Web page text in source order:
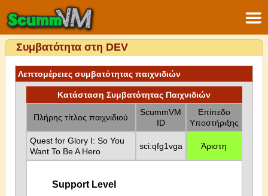
Συμβατότητα στη DEV
Λεπτομέρειες συμβατότητας παιχνιδιών
Κατάσταση Συμβατότητας Παιχνιδιών
Πλήρης τίτλος παιχνιδιού
ScummVM
ID
Επίπεδο
Υποστήριξης
Quest for Glory I: So You
Want To Be A Hero
sci:qfg1vga Άριστη
Support Level